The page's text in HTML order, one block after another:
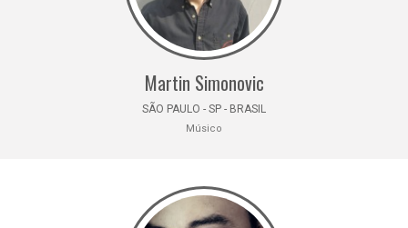
Martin Simonovic
SÃO PAULO - SP - BRASIL
Músico